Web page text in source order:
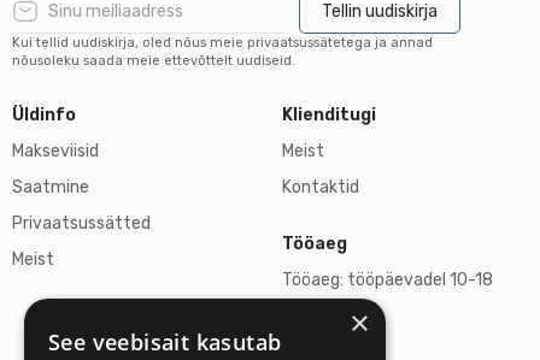
Tellin uudiskirja
Kui tellid uudiskirja, oled nõus meie privaatsussätetega ja annad
nõusoleku saada meie ettevõttelt uudiseid.
Üldinfo
Makseviisid
Saatmine
Privaatsussätted
Meist
Klienditugi
Meist
Kontaktid
Tööaeg
Tööaeg: tööpäevadel 10-18
L, P suletud
×
See veebisait kasutab